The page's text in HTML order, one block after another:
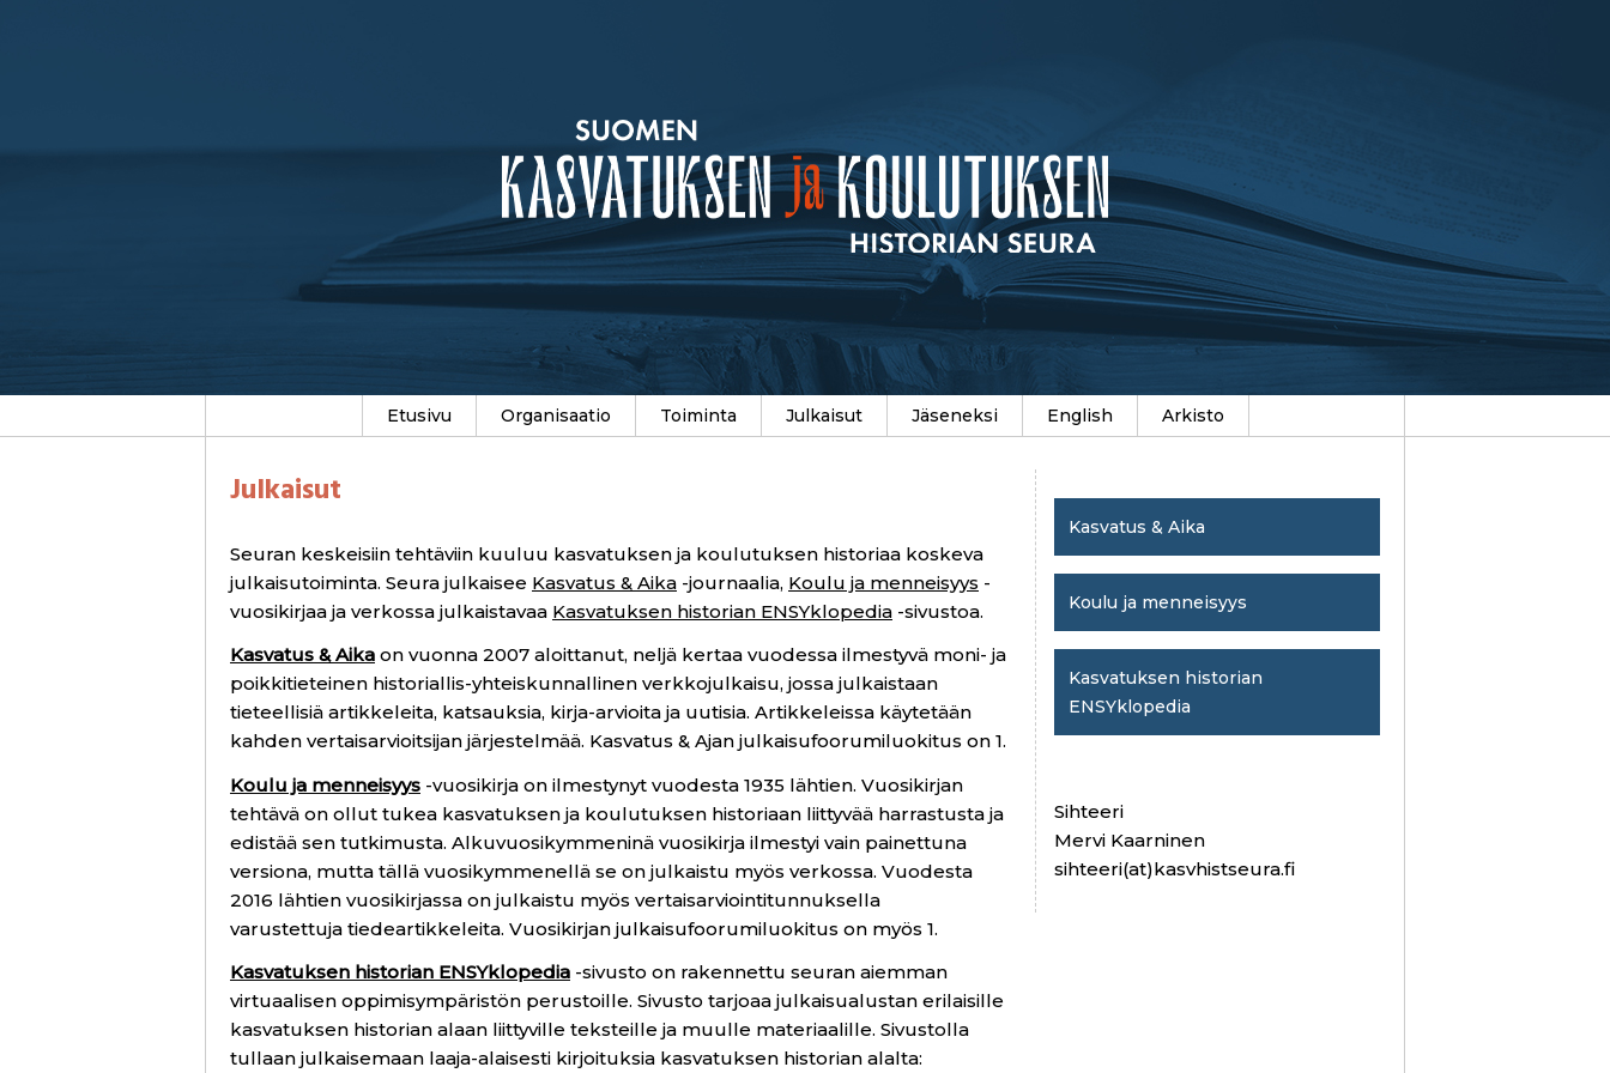
Etusivu Organisaatio Toiminta Julkaisut Jäseneksi English Arkisto
Julkaisut
Seuran keskeisiin tehtäviin kuuluu kasvatuksen ja koulutuksen historiaa koskeva
julkaisutoiminta. Seura julkaisee Kasvatus & Aika -journaalia, Koulu ja menneisyys -
vuosikirjaa ja verkossa julkaistavaa Kasvatuksen historian ENSYklopedia -sivustoa.
Kasvatus & Aika on vuonna 2007 aloittanut, neljä kertaa vuodessa ilmestyvä moni- ja
poikkitieteinen historiallis-yhteiskunnallinen verkkojulkaisu, jossa julkaistaan
tieteellisiä artikkeleita, katsauksia, kirja-arvioita ja uutisia. Artikkeleissa käytetään
kahden vertaisarvioitsijan järjestelmää. Kasvatus & Ajan julkaisufoorumiluokitus on 1.
Koulu ja menneisyys -vuosikirja on ilmestynyt vuodesta 1935 lähtien. Vuosikirjan
tehtävä on ollut tukea kasvatuksen ja koulutuksen historiaan liittyvää harrastusta ja
edistää sen tutkimusta. Alkuvuosikymmeninä vuosikirja ilmestyi vain painettuna
versiona, mutta tällä vuosikymmenellä se on julkaistu myös verkossa. Vuodesta
2016 lähtien vuosikirjassa on julkaistu myös vertaisarviointitunnuksella
varustettuja tiedeartikkeleita. Vuosikirjan julkaisufoorumiluokitus on myös 1.
Kasvatuksen historian ENSYklopedia -sivusto on rakennettu seuran aiemman
virtuaalisen oppimisympäristön perustoille. Sivusto tarjoaa julkaisualustan erilaisille
kasvatuksen historian alaan liittyville teksteille ja muulle materiaalille. Sivustolla
tullaan julkaisemaan laaja-alaisesti kirjoituksia kasvatuksen historian alalta:
Kasvatus & Aika
Koulu ja menneisyys
Kasvatuksen historian
ENSYklopedia
Sihteeri
Mervi Kaarninen
sihteeri(at)kasvhistseura.fi